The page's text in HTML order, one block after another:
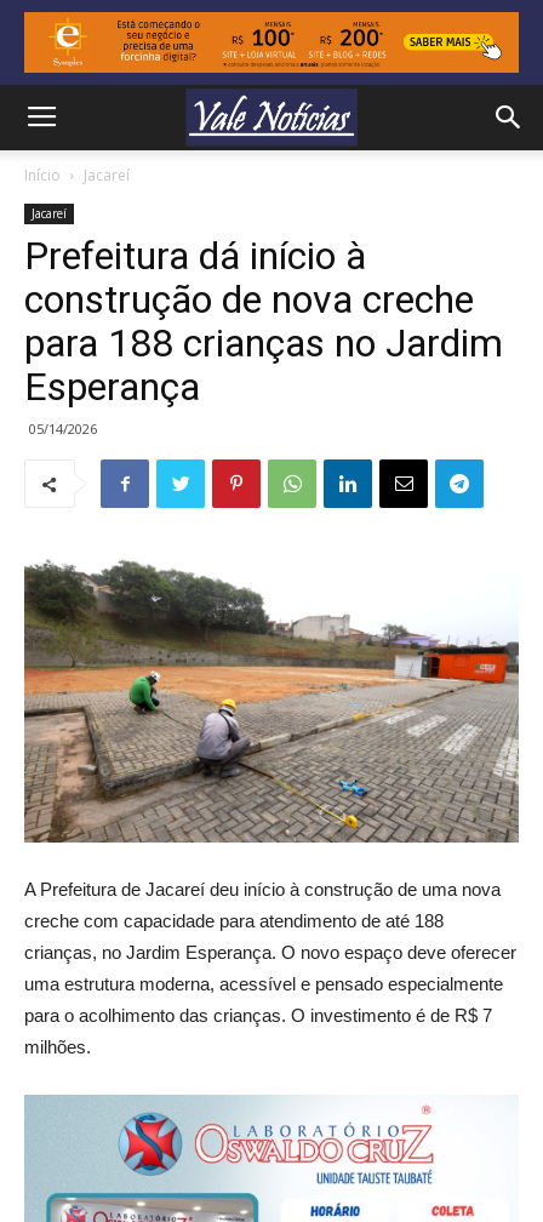
Início Jacareí
Jacareí
Prefeitura dá início à
construção de nova creche
para 188 crianças no Jardim
Esperança
05/14/2026
A Prefeitura de Jacareí deu início à construção de uma nova
creche com capacidade para atendimento de até 188
crianças, no Jardim Esperança. O novo espaço deve oferecer
uma estrutura moderna, acessível e pensado especialmente
para o acolhimento das crianças. O investimento é de R$ 7
milhões.